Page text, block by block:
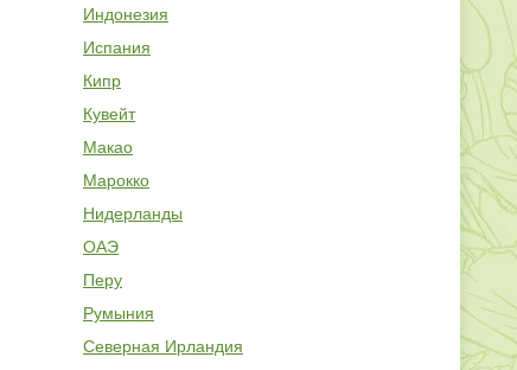
Индонезия
Испания
Кипр
Кувейт
Макао
Марокко
Нидерланды
ОАЭ
Перу
Румыния
Северная Ирландия